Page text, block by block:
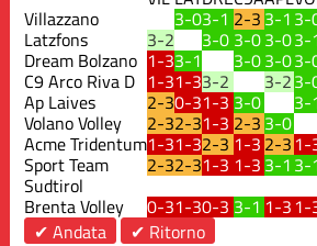
Villazzano 3-03-1 2-3 3-1 3-
Latzfons 3-2 3-0 3-03-03-
Dream Bolzano 1-33-1 3-03-03-
C9 Arco Riva D 1-31-33-2 3-23-
Ap Laives 2-30-31-3 3-0 3-
Volano Volley 2-32-31-3 2-3 3-0
Acme Tridentum1-31-32-3 1-3 2-3 1-
Sport Team
Sudtirol
2-32-31-3 1-3 3-1 3-
Brenta Volley
0-31-30-3 3-1 1-3 1-
✔ Andata
✔ Ritorno